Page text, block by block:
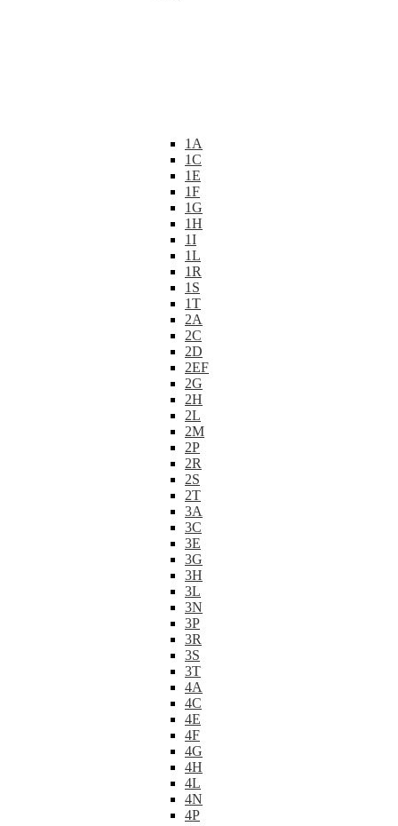
1A
1C
1E
1F
1G
1H
1I
1L
1R
1S
1T
2A
2C
2D
2EF
2G
2H
2L
2M
2P
2R
2S
2T
3A
3C
3E
3G
3H
3L
3N
3P
3R
3S
3T
4A
4C
4E
4F
4G
4H
4L
4N
4P